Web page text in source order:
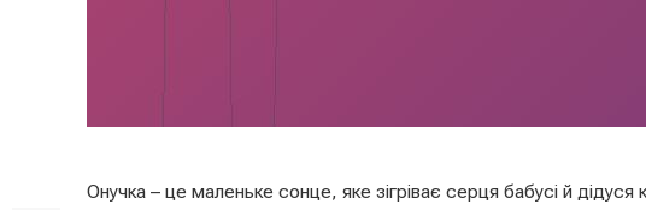
Онучка – це маленьке сонце, яке зігріває серця бабусі й дідуся